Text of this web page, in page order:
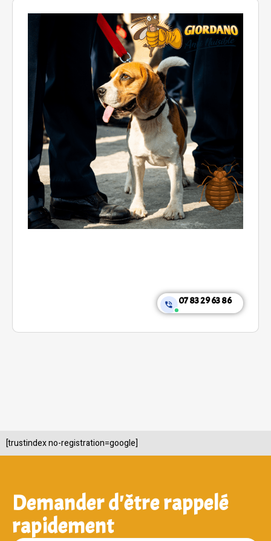
07 83 29 63 86
[trustindex no-registration=google]
Demander d'être rappelé
rapidement